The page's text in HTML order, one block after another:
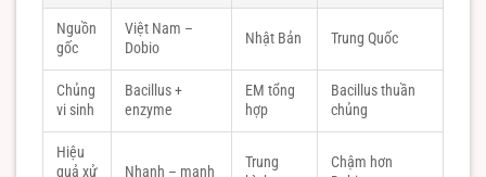
Nguồn
gốc
Việt Nam –
Dobio
Nhật Bản Trung Quốc
Chủng
vi sinh
Bacillus +
enzyme
EM tổng
hợp
Bacillus thuần
chủng
Hiệu
quả xử
Nhanh – mạnh
Trung
Chậm hơn